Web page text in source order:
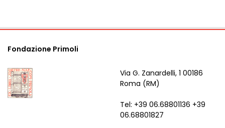
Fondazione Primoli
Via G. Zanardelli, 1 00186
Roma (RM)
Tel: +39 06.68801136 +39
06.68801827